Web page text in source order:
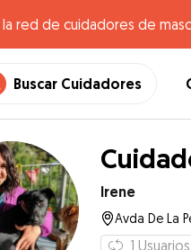
la red de cuidadores de
Buscar Cuidadores
Irene
Avda De La
1